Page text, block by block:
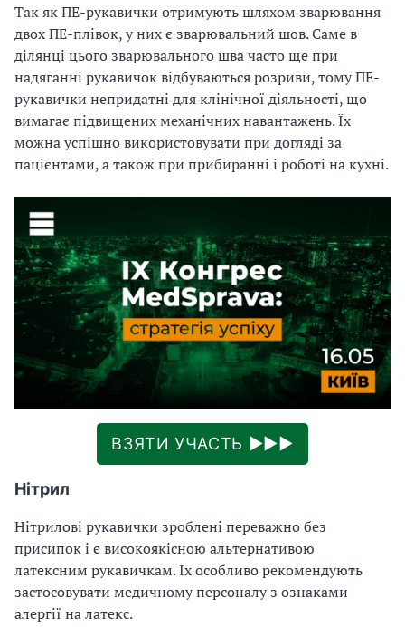
Так як ПЕ-рукавички отримують шляхом зварювання
двох ПЕ-плівок, у них є зварювальний шов. Саме в
ділянці цього зварювального шва часто ще при
надяганні рукавичок відбуваються розриви, тому ПЕ-
рукавички непридатні для клінічної діяльності, що
вимагає підвищених механічних навантажень. Їх
можна успішно використовувати при догляді за
пацієнтами, а також при прибиранні і роботі на кухні.
ВЗЯТИ УЧАСТЬ ►►►
Нітрил
Нітрилові рукавички зроблені переважно без
присипок і є високоякісною альтернативою
латексним рукавичкам. Їх особливо рекомендують
застосовувати медичному персоналу з ознаками
алергії на латекс.